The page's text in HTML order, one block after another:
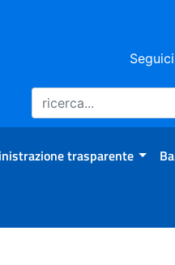
trasparente